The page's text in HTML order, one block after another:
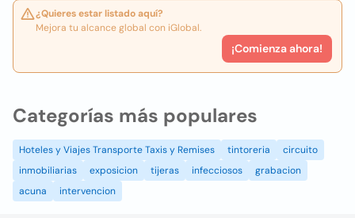
¿Quieres estar listado aquí?
Mejora tu alcance global con iGlobal.
¡Comienza ahora!
Categorías más populares
Hoteles y Viajes Transporte Taxis y Remises tintoreria
circuito
inmobiliarias
exposicion tijeras infecciosos
grabacion
acuna
intervencion